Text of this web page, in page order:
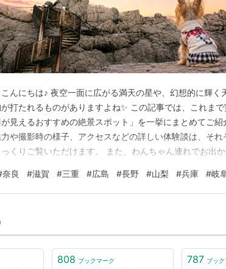
んにちは♪ 夜空一面に広がる満天の星や、幻想的に輝く
打たれるものがありますよね✨ この記事では、これま
見えるおすすめの絶景スポット」を一挙にまとめてご紹
や撮影時の様子、アクセスなどの詳しい体験談は、それ
くりご覧いただけます。 また、わんちゃん連れでお出
犬連れでお越しの方へ（夜間の安全について）】一覧表
ますが、夜間の星空観賞や撮影の時間帯…
奈良 #滋賀 #三重 #広島 #長野 #山梨 #兵庫 #岐
808 ブックマーク 787 ブック